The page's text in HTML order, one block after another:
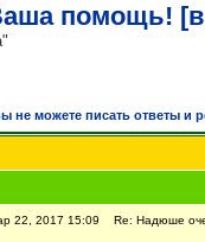
помощь!
22, 2017 15:09 Re: Надюше